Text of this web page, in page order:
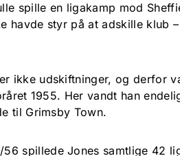
spille en ligakamp mod
havde styr på at adskille klub
ikke udskiftninger, og derfor
1955. Her vandt han
til Grimsby Town.
spillede Jones samtlige 42